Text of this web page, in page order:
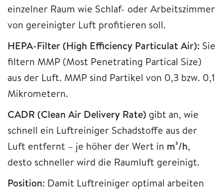
einzelner Raum wie Schlaf- oder Arbeitszimmer
von gereinigter Luft profitieren soll.
HEPA-Filter (High Efficiency Particulat Air): Sie
filtern MMP (Most Penetrating Partical Size)
aus der Luft. MMP sind Partikel von 0,3 bzw. 0,1
Mikrometern.
CADR (Clean Air Delivery Rate) gibt an, wie
schnell ein Luftreiniger Schadstoffe aus der
Luft entfernt – je höher der Wert in m³/h,
desto schneller wird die Raumluft gereinigt.
Position: Damit Luftreiniger optimal arbeiten